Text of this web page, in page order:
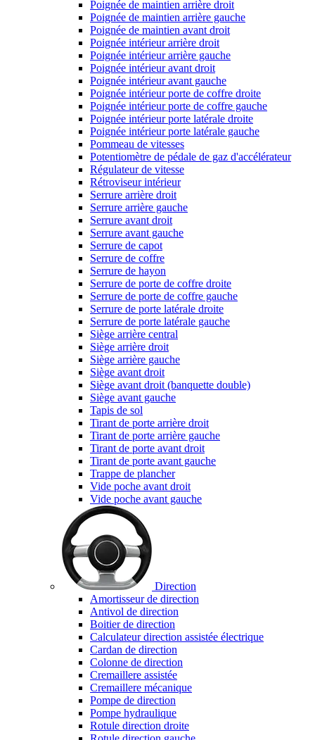
Poignée de maintien arrière droit
Poignée de maintien arrière gauche
Poignée de maintien avant droit
Poignée intérieur arrière droit
Poignée intérieur arrière gauche
Poignée intérieur avant droit
Poignée intérieur avant gauche
Poignée intérieur porte de coffre droite
Poignée intérieur porte de coffre gauche
Poignée intérieur porte latérale droite
Poignée intérieur porte latérale gauche
Pommeau de vitesses
Potentiomètre de pédale de gaz d'accélérateur
Régulateur de vitesse
Rétroviseur intérieur
Serrure arrière droit
Serrure arrière gauche
Serrure avant droit
Serrure avant gauche
Serrure de capot
Serrure de coffre
Serrure de hayon
Serrure de porte de coffre droite
Serrure de porte de coffre gauche
Serrure de porte latérale droite
Serrure de porte latérale gauche
Siège arrière central
Siège arrière droit
Siège arrière gauche
Siège avant droit
Siège avant droit (banquette double)
Siège avant gauche
Tapis de sol
Tirant de porte arrière droit
Tirant de porte arrière gauche
Tirant de porte avant droit
Tirant de porte avant gauche
Trappe de plancher
Vide poche avant droit
Vide poche avant gauche
Direction
Amortisseur de direction
Antivol de direction
Boitier de direction
Calculateur direction assistée électrique
Cardan de direction
Colonne de direction
Cremaillere assistée
Cremaillere mécanique
Pompe de direction
Pompe hydraulique
Rotule direction droite